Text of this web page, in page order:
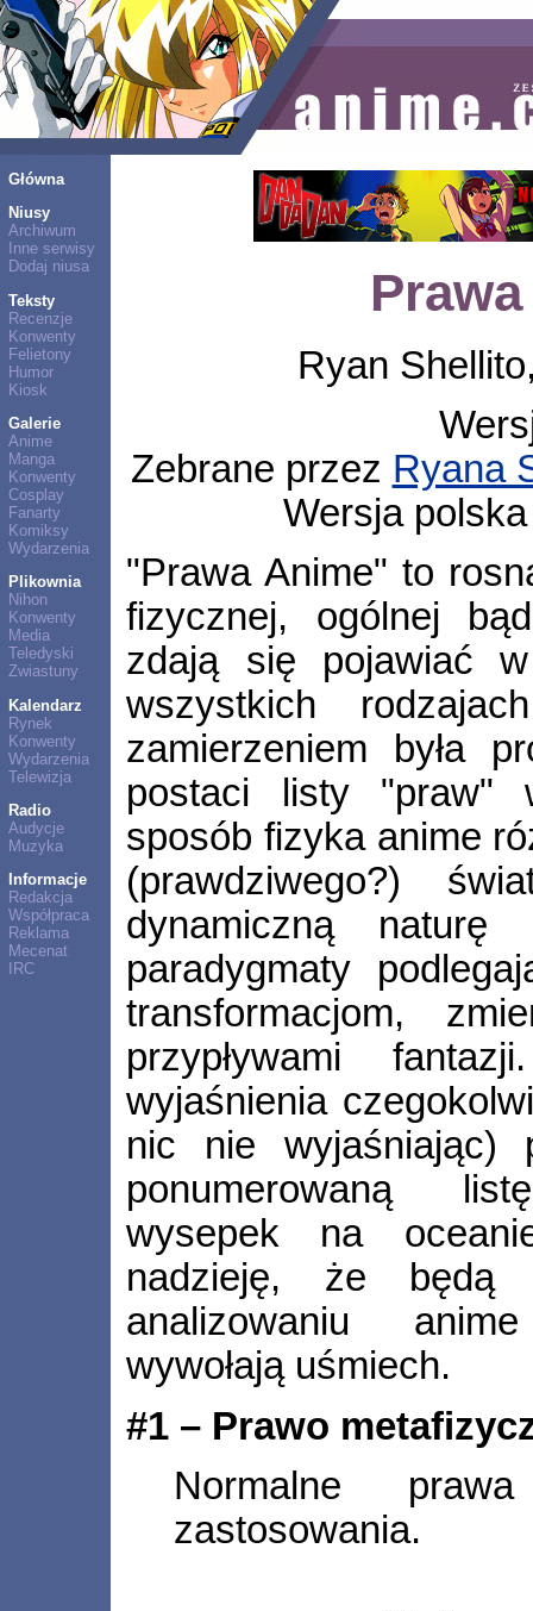
Główna
Niusy
Archiwum
Inne serwisy
Dodaj niusa
Teksty
Recenzje
Konwenty
Felietony
Humor
Kiosk
Galerie
Anime
Manga
Konwenty
Cosplay
Fanarty
Komiksy
Wydarzenia
Plikownia
Nihon
Konwenty
Media
Teledyski
Zwiastuny
Kalendarz
Rynek
Konwenty
Wydarzenia
Telewizja
Radio
Audycje
Muzyka
Informacje
Redakcja
Współpraca
Reklama
Mecenat
IRC
Ryan
Zebrane przez Ryana
Wersja
"Prawa Anime" to
fizycznej, ogólnej
zdają się pojawiać
wszystkich
zamierzeniem była
postaci listy "praw"
sposób fizyka anime
(prawdziwego?)
dynamiczną
paradygmaty
transformacjom,
przypływami
wyjaśnienia
nic nie wyjaśniając)
ponumerowaną
wysepek na
nadzieję, że będą
analizowaniu
wywołają uśmiech.
#1 – Prawo
Normalne
zastosowania.